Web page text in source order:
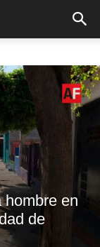
hombre en
de